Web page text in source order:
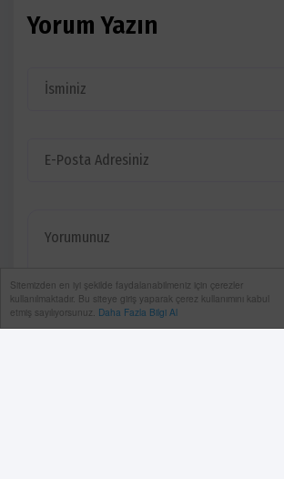
Sitemizden en iyi şekilde faydalanabilmeniz için çerezler
kullanılmaktadır. Bu siteye giriş yaparak çerez kullanımını kabul
etmiş sayılıyorsunuz. Daha Fazla Bilgi Al
Yorum Yazın